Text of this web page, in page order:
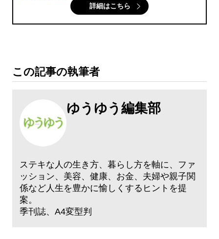
詳細はこちら
この記事の執筆者
ゆうゆう編集部
ステキな人の生き方、暮らし方を軸に、ファ
ッション、美容、健康、お金、夫婦や親子関
係など人生を豊かに愉しくするヒントを提
案。
季刊誌、A4変型判